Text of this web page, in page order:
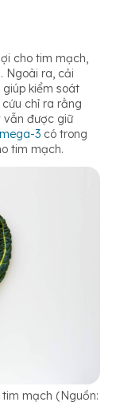
cho tim mạch,
Ngoài ra, cải
kiểm soát
chỉ ra rằng
vẫn được giữ
3 có trong
tim mạch.
mạch (Nguồn: